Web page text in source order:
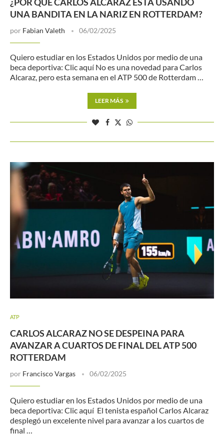
UNA BANDITA EN LA NARIZ EN ROTTERDAM?
por Fabian Valeth 06/02/2025
Quiero estudiar en los Estados Unidos por medio de una
beca deportiva: Clic aquí No es una novedad para Carlos
Alcaraz, pero esta semana en el ATP 500 de Rotterdam …
LEER MÁS
ATP
CARLOS ALCARAZ NO SE DESPEINA PARA
AVANZAR A CUARTOS DE FINAL DEL ATP 500
ROTTERDAM
por Francisco Vargas 06/02/2025
Quiero estudiar en los Estados Unidos por medio de una
beca deportiva: Clic aquí El tenista español Carlos Alcaraz
desplegó un excelente nivel para avanzar a los cuartos de
final …